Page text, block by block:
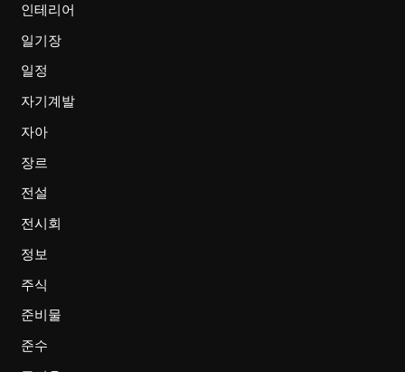
인테리어
일기장
일정
자기계발
자아
장르
전설
전시회
정보
주식
준비물
준수